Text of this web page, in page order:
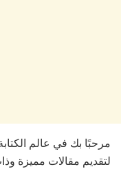
مرحبًا بك في عالم
لتقديم مقالات مميزة